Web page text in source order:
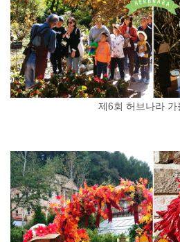
제6회 허브나라 가